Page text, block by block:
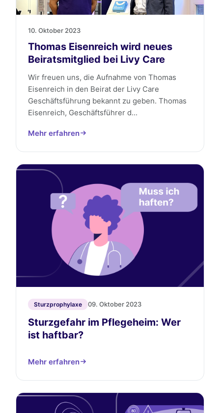
10. Oktober 2023
Thomas Eisenreich wird neues
Beiratsmitglied bei Livy Care
Wir freuen uns, die Aufnahme von Thomas
Eisenreich in den Beirat der Livy Care
Geschäftsführung bekannt zu geben. Thomas
Eisenreich, Geschäftsführer d...
Mehr erfahren
Sturzprophylaxe 09. Oktober 2023
Sturzgefahr im Pflegeheim: Wer
ist haftbar?
Mehr erfahren